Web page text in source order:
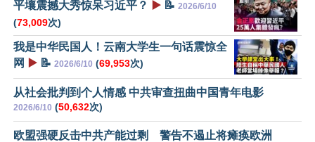
平壤震撼大秀惊呆习近平？ ▶️ 📝 2026/6/10
(73,009次)
我是中华民国人！云南大学生一句话震惊全
网
▶️ 📝 2026/6/10 (69,953次)
从社会批判到个人情感 中共审查扭曲中国青年电影
2026/6/10 (50,632次)
欧盟强硬反击中共产能过剩 警告不遏止将瘫痪欧洲